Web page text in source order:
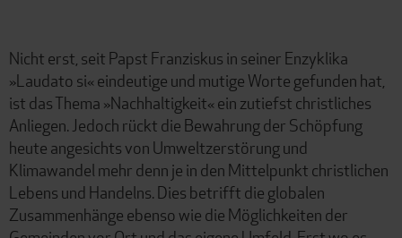
Nicht erst, seit Papst Franziskus in seiner Enzyklika
»Laudato si« eindeutige und mutige Worte gefunden hat,
ist das Thema »Nachhaltigkeit« ein zutiefst christliches
Anliegen. Jedoch rückt die Bewahrung der Schöpfung
heute angesichts von Umweltzerstörung und
Klimawandel mehr denn je in den Mittelpunkt christlichen
Lebens und Handelns. Dies betrifft die globalen
Zusammenhänge ebenso wie die Möglichkeiten der